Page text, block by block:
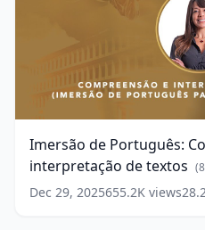
e
interpretação
de
textos (
Imersão de Português:
interpretação de textos (8
Dec 29, 2025655.2K views